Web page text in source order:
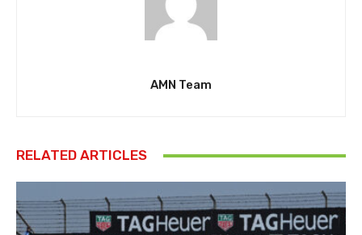
AMN Team
RELATED ARTICLES